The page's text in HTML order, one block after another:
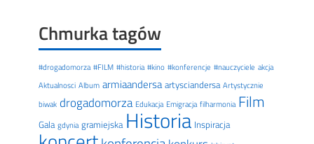
Chmurka tagów
#drogadomorza #FILM #historia #kino #konferencje #nauczyciele akcja
Aktualnosci Album armiaandersa artysciandersa Artystycznie
biwak drogadomorza Edukacja Emigracja filharmonia Film
Gala gdynia gramiejska Historia Inspiracja